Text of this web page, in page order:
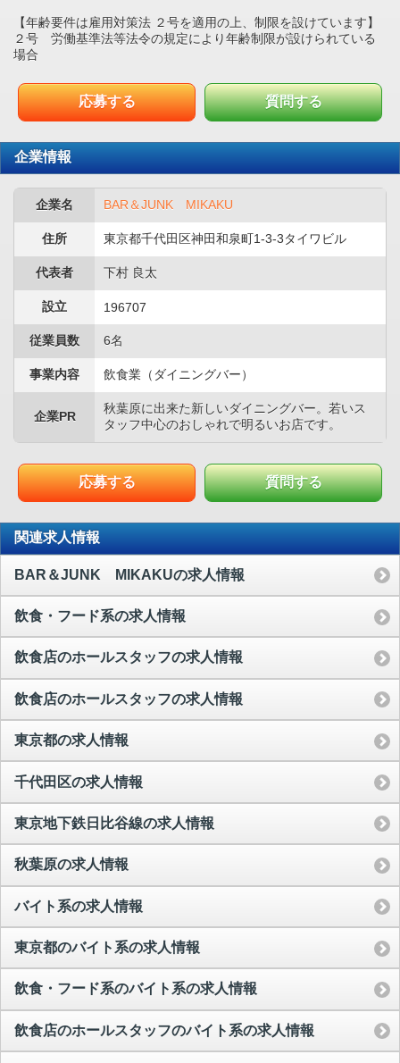
【年齢要件は雇用対策法 ２号を適用の上、制限を設けています】
２号 労働基準法等法令の規定により年齢制限が設けられている
場合
応募する 質問する
企業情報
企業名 BAR＆JUNK MIKAKU
住所 東京都千代田区神田和泉町1-3-3タイワビル
代表者 下村 良太
設立 196707
従業員数 6名
事業内容 飲食業（ダイニングバー）
企業PR
秋葉原に出来た新しいダイニングバー。若いス
タッフ中心のおしゃれで明るいお店です。
応募する 質問する
関連求人情報
BAR＆JUNK MIKAKUの求人情報
飲食・フード系の求人情報
飲食店のホールスタッフの求人情報
飲食店のホールスタッフの求人情報
東京都の求人情報
千代田区の求人情報
東京地下鉄日比谷線の求人情報
秋葉原の求人情報
バイト系の求人情報
東京都のバイト系の求人情報
飲食・フード系のバイト系の求人情報
飲食店のホールスタッフのバイト系の求人情報